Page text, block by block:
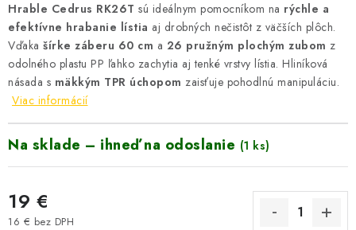
REFERENCIE
KONTAKTY
Obchodné podmienky
Hrable Cedrus RK26T sú ideálnym pomocníkom na rýchle a
efektívne hrabanie lístia aj drobných nečistôt z väčších plôch.
Vďaka šírke záberu 60 cm a 26 pružným plochým zubom z
odolného plastu PP ľahko zachytia aj tenké vrstvy lístia. Hliníková
násada s mäkkým TPR úchopom zaisťuje pohodlnú manipuláciu.
Viac informácií
Na sklade – ihneď na odoslanie (1 ks)
19 €
16 € bez DPH